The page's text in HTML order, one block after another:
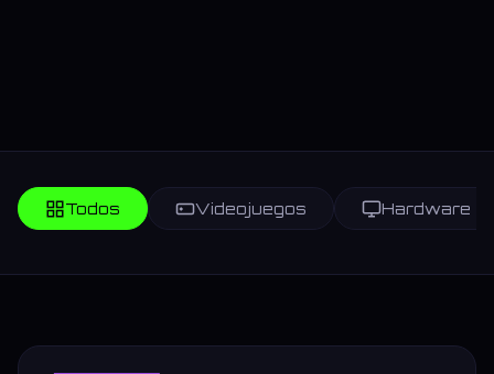
Todos Videojuegos Hardware